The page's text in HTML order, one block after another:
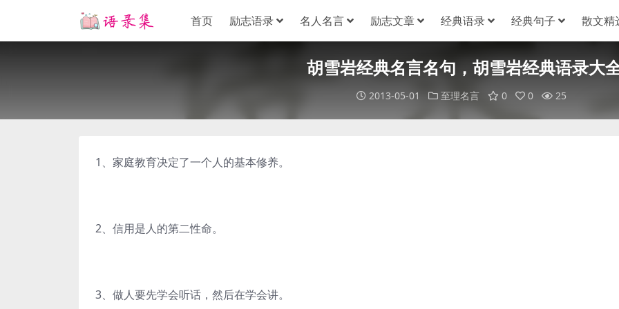
首页 励志语录 名人名言 励志文章 经典语录 经典句子 散文精
胡雪岩经典名言名句，胡雪岩经典语录大
2013-05-01 至理名言 0 0 25
1、家庭教育决定了一个人的基本修养。
2、信用是人的第二性命。
3、做人要先学会听话，然后在学会讲。